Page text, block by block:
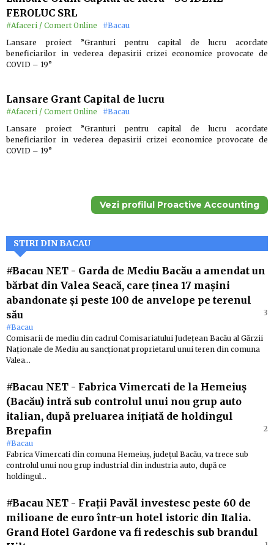
FEROLUC SRL
#Afaceri / Comert Online
#Bacau
Lansare proiect ”Granturi pentru capital de lucru acordate
beneficiarilor in vederea depasirii crizei economice provocate de
COVID – 19”
Lansare Grant Capital de lucru
#Afaceri / Comert Online
#Bacau
Lansare proiect ”Granturi pentru capital de lucru acordate
beneficiarilor in vederea depasirii crizei economice provocate de
COVID – 19”
Vezi profilul Proactive Accounting
STIRI DIN BACAU
#Bacau NET - Garda de Mediu Bacău a amendat un
bărbat din Valea Seacă, care ținea 17 mașini
abandonate și peste 100 de anvelope pe terenul
său
3
#Bacau
Comisarii de mediu din cadrul Comisariatului Județean Bacău al Gărzii
Naționale de Mediu au sancționat proprietarul unui teren din comuna
Valea…
#Bacau NET - Fabrica Vimercati de la Hemeiuș
(Bacău) intră sub controlul unui nou grup auto
italian, după preluarea inițiată de holdingul
Brepafin
2
#Bacau
Fabrica Vimercati din comuna Hemeiuș, județul Bacău, va trece sub
controlul unui nou grup industrial din industria auto, după ce
holdingul…
#Bacau NET - Frații Pavăl investesc peste 60 de
milioane de euro într-un hotel istoric din Italia.
Grand Hotel Gardone va fi redeschis sub brandul